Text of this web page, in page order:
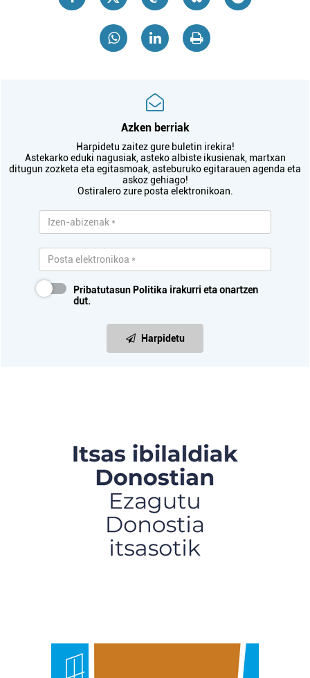
Azken berriak
Harpidetu zaitez gure buletin irekira!
Astekarko eduki nagusiak, asteko albiste ikusienak, martxan
ditugun zozketa eta egitasmoak, asteburuko egitarauen agenda eta
askoz gehiago!
Ostiralero zure posta elektronikoan.
Pribatutasun Politika irakurri eta onartzen
dut.
Harpidetu